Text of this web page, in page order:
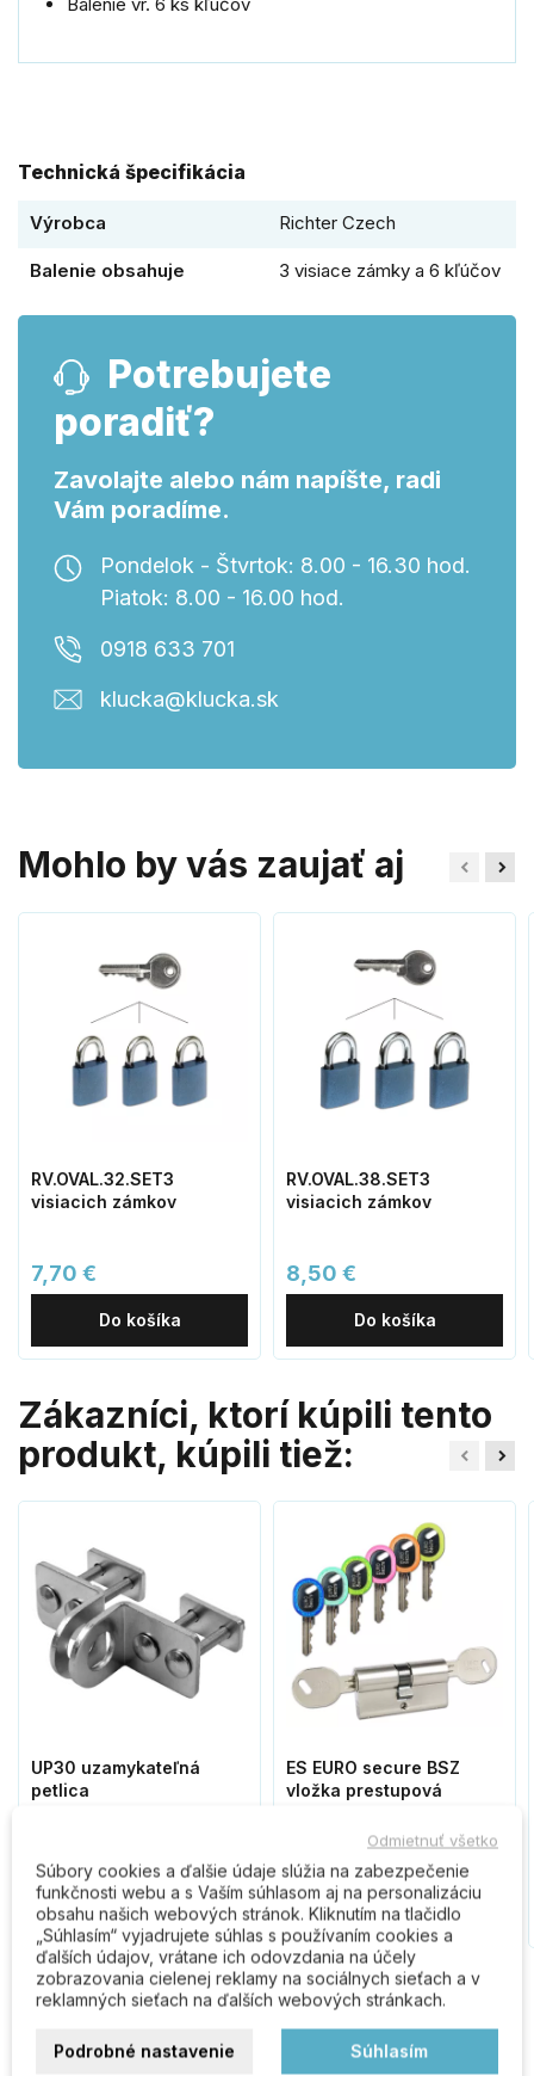
Technická špecifikácia
Výrobca Richter Czech
Balenie obsahuje 3 visiace zámky a 6 kľúčov
Potrebujete
poradiť?
Zavolajte alebo nám napíšte, radi
Vám poradíme.
Pondelok - Štvrtok: 8.00 - 16.30 hod.
Piatok: 8.00 - 16.00 hod.
0918 633 701
klucka@klucka.sk
Mohlo by vás zaujať aj
RV.OVAL.32.SET3
visiacich zámkov
7,70 €
Do košíka
RV.OVAL.38.SET3
visiacich zámkov
8,50 €
Do košíka
Zákazníci, ktorí kúpili tento
produkt, kúpili tiež:
UP30 uzamykateľná
petlica
2,00 €
Do košíka
ES EURO secure BSZ
vložka prestupová
11,50 €
Do košíka
Odmietnuť všetko
Súbory cookies a ďalšie údaje slúžia na zabezpečenie
funkčnosti webu a s Vaším súhlasom aj na personalizáciu
obsahu našich webových stránok. Kliknutím na tlačidlo
„Súhlasím“ vyjadrujete súhlas s používaním cookies a
ďalších údajov, vrátane ich odovzdania na účely
zobrazovania cielenej reklamy na sociálnych sieťach a v
reklamných sieťach na ďalších webových stránkach.
Podrobné nastavenie Súhlasím